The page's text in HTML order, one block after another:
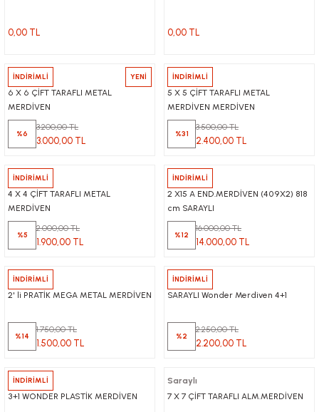
0,00 TL 0,00 TL
İNDİRİMLİ YENİ
Saraylı
6 X 6 ÇİFT TARAFLI METAL
MERDİVEN
%6
3.200,00 TL
3.000,00 TL
İNDİRİMLİ
Saraylı
5 X 5 ÇİFT TARAFLI METAL
MERDİVEN MERDİVEN
%31
3.500,00 TL
2.400,00 TL
İNDİRİMLİ
Saraylı
4 X 4 ÇİFT TARAFLI METAL
MERDİVEN
%5
2.000,00 TL
1.900,00 TL
İNDİRİMLİ
Saraylı
2 X15 A END.MERDİVEN (409X2) 818
cm SARAYLI
%12
16.000,00 TL
14.000,00 TL
İNDİRİMLİ
Saraylı
2' li PRATİK MEGA METAL MERDİVEN
%14
1.750,00 TL
1.500,00 TL
İNDİRİMLİ
Saraylı
SARAYLI Wonder Merdiven 4+1
%2
2.250,00 TL
2.200,00 TL
İNDİRİMLİ
Saraylı
3+1 WONDER PLASTİK MERDİVEN
Saraylı
7 X 7 ÇİFT TARAFLI ALM.MERDİVEN